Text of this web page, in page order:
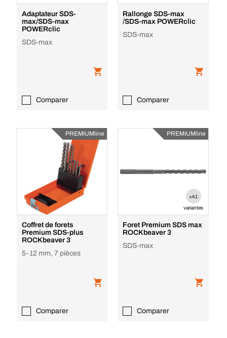
Adaptateur SDS-
max/SDS-max
POWERclic
SDS-max
Comparer
Rallonge SDS-max
/SDS-max POWERclic
SDS-max
Comparer
PREMIUMline
Coffret de forets
Premium SDS-plus
ROCKbeaver 3
5-12 mm, 7 pièces
Comparer
PREMIUMline
+41
variantes
Foret Premium SDS max
ROCKbeaver 3
SDS-max
Comparer